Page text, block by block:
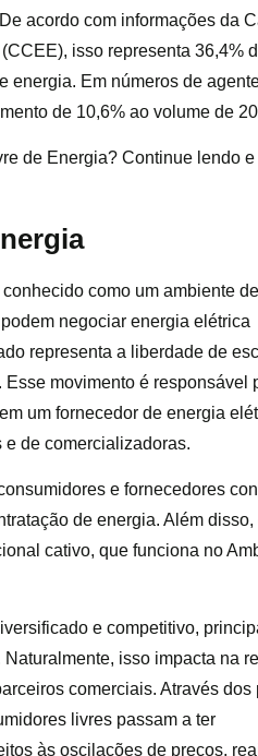
acordo com informações da
isso representa 36,4%
energia. Em números de
de 10,6% ao volume de
de Energia? Continue lendo e
como um ambiente
negociar energia elétrica
representa a liberdade de
movimento é responsável
um fornecedor de energia
de comercializadoras.
e fornecedores
de energia. Além disso,
cativo, que funciona no
e competitivo,
isso impacta na
comerciais. Através dos
livres passam a ter
às oscilações de preços,